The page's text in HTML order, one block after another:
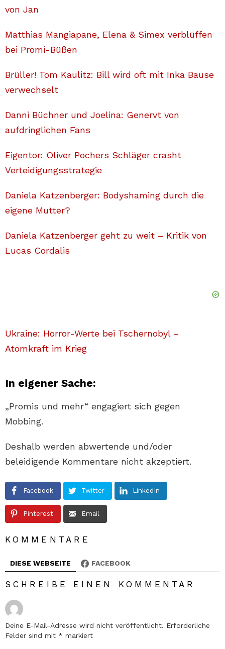
von Jan
Matthias Mangiapane, Elena & Simex verblüffen
bei Promi-Büßen
Brüller! Tom Kaulitz: Bill wird oft mit Inka Bause
verwechselt
Danni Büchner und Joelina: Genervt von
aufdringlichen Fans
Eigentor: Oliver Pochers Schläger crasht
Verteidigungsstrategie
Daniela Katzenberger: Bodyshaming durch die
eigene Mutter?
Daniela Katzenberger geht zu weit – Kritik von
Lucas Cordalis
Ukraine: Horror-Werte bei Tschernobyl –
Atomkraft im Krieg
In eigener Sache:
„Promis und mehr“ engagiert sich gegen
Mobbing.
Deshalb werden abwertende und/oder
beleidigende Kommentare nicht akzeptiert.
Facebook Twitter LinkedIn
Pinterest Email
KOMMENTARE
DIESE WEBSEITE FACEBOOK
SCHREIBE EINEN KOMMENTAR
Deine E-Mail-Adresse wird nicht veröffentlicht. Erforderliche
Felder sind mit * markiert